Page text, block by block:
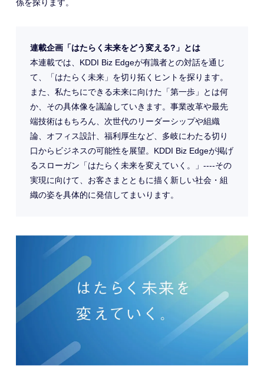
係を探ります。
連載企画「はたらく未来をどう変える?」とは
本連載では、KDDI Biz Edgeが有識者との対話を通じ
て、「はたらく未来」を切り拓くヒントを探ります。
また、私たちにできる未来に向けた「第一歩」とは何
か、その具体像を議論していきます。事業改革や最先
端技術はもちろん、次世代のリーダーシップや組織
論、オフィス設計、福利厚生など、多岐にわたる切り
口からビジネスの可能性を展望。KDDI Biz Edgeが掲げ
るスローガン「はたらく未来を変えていく。」----その
実現に向けて、お客さまとともに描く新しい社会・組
織の姿を具体的に発信してまいります。